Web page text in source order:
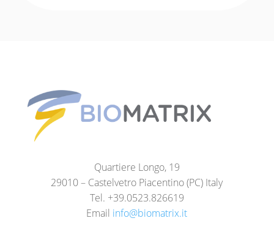
Quartiere Longo, 19
29010 – Castelvetro Piacentino (PC) Italy
Tel. +39.0523.826619
Email info@biomatrix.it